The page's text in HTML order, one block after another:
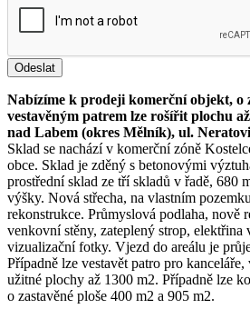
Odeslat
Nabízíme k prodeji komerční objekt, o
vestavěným patrem lze rošířit plochu
nad Labem (okres Mělník), ul.
Sklad se nachází v komerční zóně
obce. Sklad je zděný s betonovými
prostřední sklad ze tří skladů v řadě, 680
výšky. Nová střecha, na vlastním
rekonstrukce. Průmyslová podlaha, nově
venkovní stěny, zateplený strop, elektřina
vizualizační fotky. Vjezd do areálu je
Případně lze vestavět patro pro
užitné plochy až 1300 m2. Případně lze
o zastavěné ploše 400 m2 a 905 m2.